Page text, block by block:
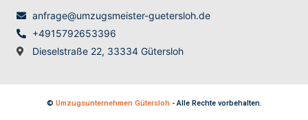
anfrage@umzugsmeister-guetersloh.de
+4915792653396
Dieselstraße 22, 33334 Gütersloh
© Umzugsunternehmen Gütersloh - Alle Rechte vorbehalten.